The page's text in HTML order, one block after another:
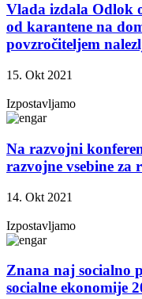
Vlada izdala Odlok
od karantene na
povzročiteljem
15. Okt 2021
Izpostavljamo
Na razvojni
razvojne vsebine za
14. Okt 2021
Izpostavljamo
Znana naj socialno
socialne ekonomije